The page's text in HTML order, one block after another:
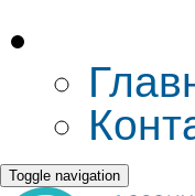
Toggle navigation